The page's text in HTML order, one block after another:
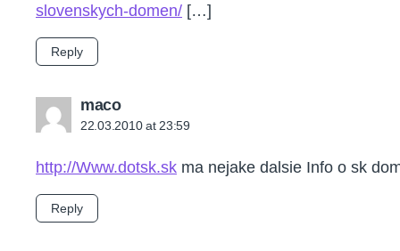
slovenskych-domen/ […]
Reply
macosays:
22.03.2010 at 23:59
http://Www.dotsk.sk ma nejake dalsie Info o sk
Reply